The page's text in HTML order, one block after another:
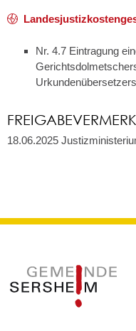
Nr. 4.7 Eintragung
FREIGABEVERMERK
18.06.2025